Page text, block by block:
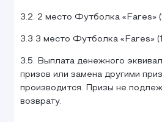
3.2. 2 место Футболка «Fares»
3.3 3 место Футболка «Fares»
3.5. Выплата денежного
призов или замена другими
производится. Призы не
возврату.